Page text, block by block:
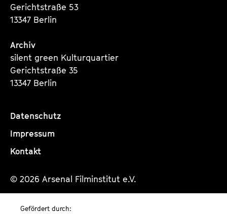
Gerichtstraße 53
13347 Berlin
Archiv
silent green Kulturquartier
Gerichtstraße 35
13347 Berlin
Datenschutz
Impressum
Kontakt
© 2026 Arsenal Filminstitut e.V.
Gefördert durch: